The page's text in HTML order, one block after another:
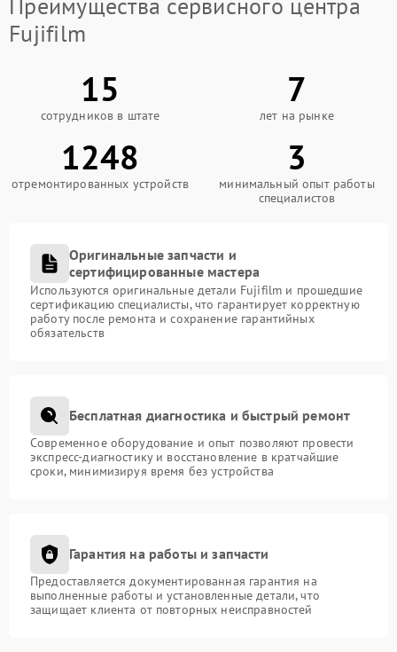
Мы дорожим репутацией и стремимся
предоставлять услуги высочайшего качества. Наши
ключевые преимущества:
квалифицированные мастера с подтверждённым
опытом ремонта техники Fujifilm;
наличие оригинальных запчастей для
оперативного устранения неполадок;
соблюдение заявленных сроков ремонта без
необоснованных задержек;
прозрачная система ценообразования — никаких
скрытых платежей;
Ремонт фотоаппаратов Fujifilm в нашем центре —
это уверенность в том, что ваше устройство будет
работать как новое. Мы сохраняем все заводские
характеристики фотоаппарата и обеспечиваем его
надёжную эксплуатацию на долгие годы.
Для записи на бесплатную диагностику или
консультацию обратитесь в сервисный центр
FIX‑FUJIFILM. Наш адрес: улица Достоевского, 40.
Телефон для связи: +7 (843) 500-48-62.
Fujifilm
15
сотрудников в штате
7
лет на рынке
1248
отремонтированных устройств
3
минимальный опыт работы
специалистов
Оригинальные запчасти и
сертифицированные мастера
Используются оригинальные детали Fujifilm и прошедшие
сертификацию специалисты, что гарантирует корректную
работу после ремонта и сохранение гарантийных
обязательств
Бесплатная диагностика и быстрый ремонт
Современное оборудование и опыт позволяют провести
экспресс-диагностику и восстановление в кратчайшие
сроки, минимизируя время без устройства
Гарантия на работы и запчасти
Предоставляется документированная гарантия на
выполненные работы и установленные детали, что
защищает клиента от повторных неисправностей